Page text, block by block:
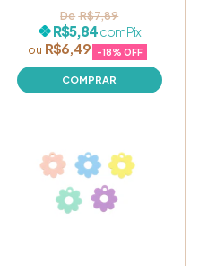
Vazado (Coração Prata)
- Pacote com 05
unidades
R$6,49 -18% OFF
R$7,89
R$5,84comPix